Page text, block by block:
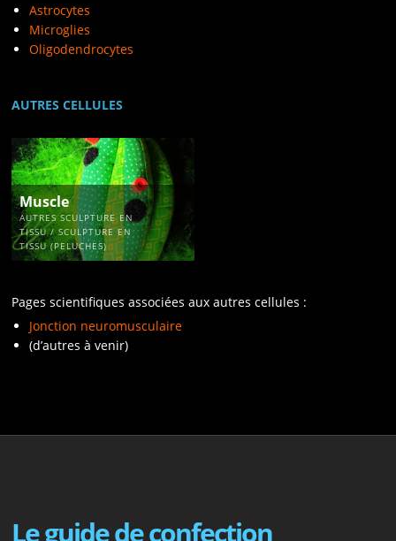
Astrocytes
Microglies
Oligodendrocytes
AUTRES CELLULES
Muscle
AUTRES SCULPTURE EN
TISSU / SCULPTURE EN
TISSU (PELUCHES)
Pages scientifiques associées aux autres cellules :
Jonction neuromusculaire
(d’autres à venir)
Le guide de confection